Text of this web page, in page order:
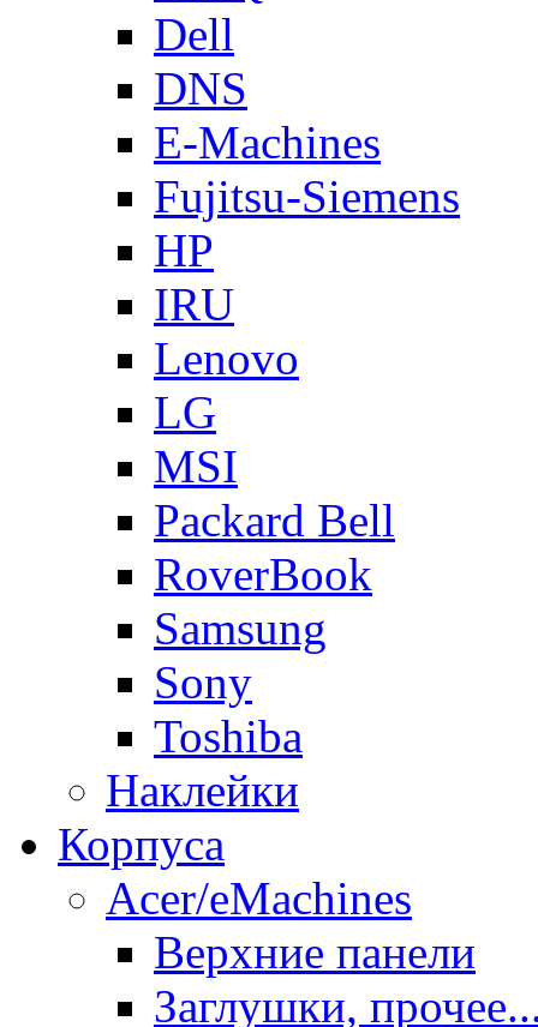
Dell
DNS
E-Machines
Fujitsu-Siemens
HP
IRU
Lenovo
LG
MSI
Packard Bell
RoverBook
Samsung
Sony
Toshiba
Наклейки
Корпуса
Acer/eMachines
Верхние панели
Заглушки,